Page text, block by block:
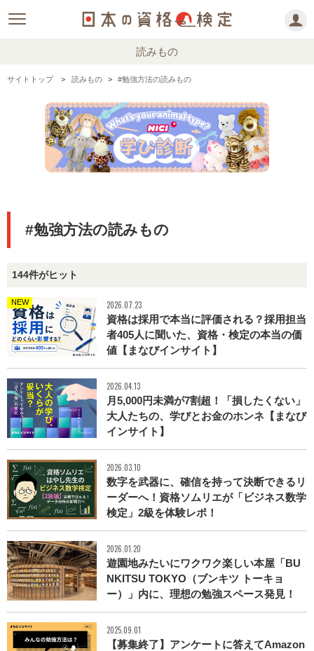
読みもの
サイトトップ 読みもの #勉強方法の読みもの
#勉強方法の読みもの
144件がヒット
NEW 2026.07.23
資格は採用で本当に評価される？採用担当
者405人に聞いた、資格・検定の本当の価
値【まなびインサイト】
2026.04.13
月5,000円未満が7割超！「損したくない」
大人たちの、学びとお金のホンネ【まなび
インサイト】
2026.03.10
数字を武器に、確信を持って決断できるリ
ーダーへ！資格ソムリエが「ビジネス数学
検定」2級を体験レポ！
2026.01.20
遊園地みたいにワクワク楽しい本屋「BU
NKITSU TOKYO（ブンキツ トーキョ
ー）」内に、理想の勉強スペース発見！
2025.09.01
【募集終了】アンケートに答えてAmazon